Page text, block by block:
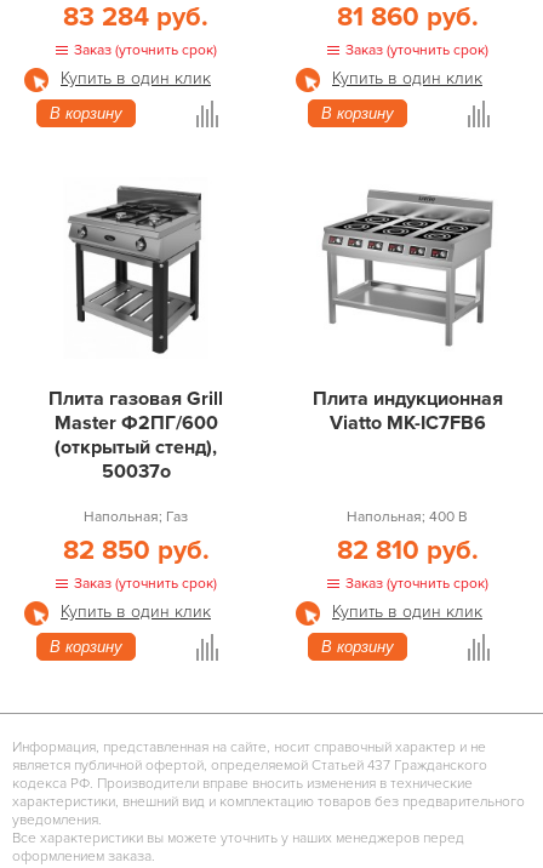
83 284 руб.
Заказ (уточнить срок)
Купить в один клик
В корзину
81 860 руб.
Заказ (уточнить срок)
Купить в один клик
В корзину
Плита газовая Grill
Master Ф2ПГ/600
(открытый стенд),
50037о
Напольная; Газ
82 850 руб.
Заказ (уточнить срок)
Купить в один клик
В корзину
Плита индукционная
Viatto MK-IC7FB6
Напольная; 400 В
82 810 руб.
Заказ (уточнить срок)
Купить в один клик
В корзину
Информация, представленная на сайте, носит справочный характер и не
является публичной офертой, определяемой Статьей 437 Гражданского
кодекса РФ. Производители вправе вносить изменения в технические
характеристики, внешний вид и комплектацию товаров без предварительного
уведомления.
Все характеристики вы можете уточнить у наших менеджеров перед
оформлением заказа.